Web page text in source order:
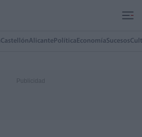
CastellónAlicante Política EconomíaSucesos